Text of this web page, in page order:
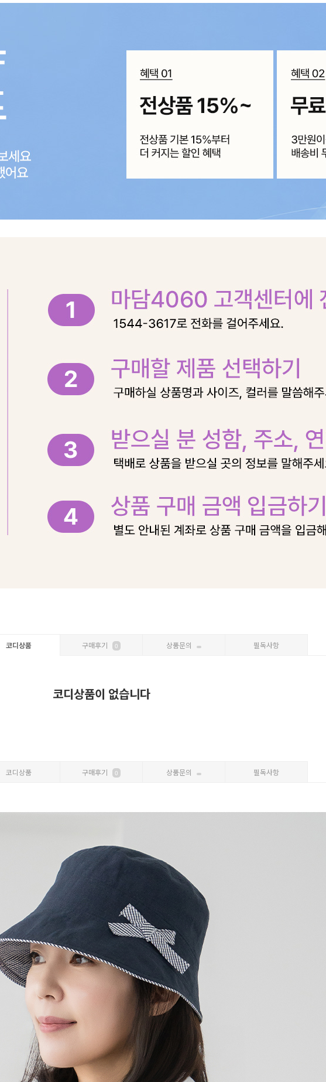
코디상품 구매후기 0 상품문의 필독사항
코디상품이 없습니다
코디상품 구매후기 0 상품문의 필독사항